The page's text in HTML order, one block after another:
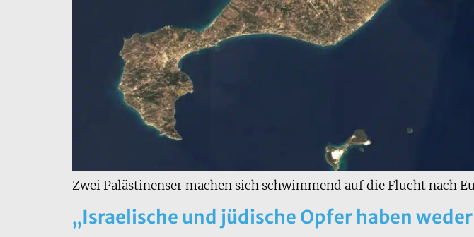
Zwei Palästinenser machen sich schwimmend auf die Flucht nach
„Israelische und jüdische Opfer haben